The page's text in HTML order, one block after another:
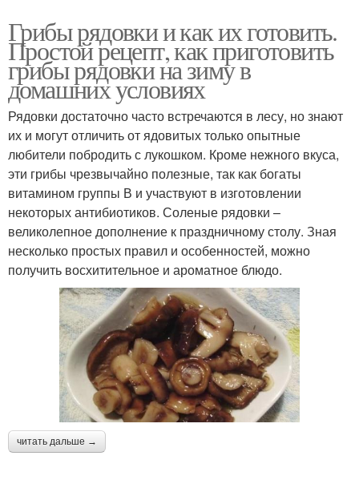
Грибы рядовки и как их готовить.
Простой рецепт, как приготовить
грибы рядовки на зиму в
домашних условиях
Рядовки достаточно часто встречаются в лесу, но знают
их и могут отличить от ядовитых только опытные
любители побродить с лукошком. Кроме нежного вкуса,
эти грибы чрезвычайно полезные, так как богаты
витамином группы В и участвуют в изготовлении
некоторых антибиотиков. Соленые рядовки –
великолепное дополнение к праздничному столу. Зная
несколько простых правил и особенностей, можно
получить восхитительное и ароматное блюдо.
читать дальше →